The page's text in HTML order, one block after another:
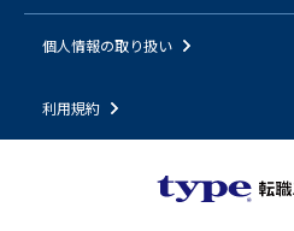
個人情報の取り扱い
利用規約